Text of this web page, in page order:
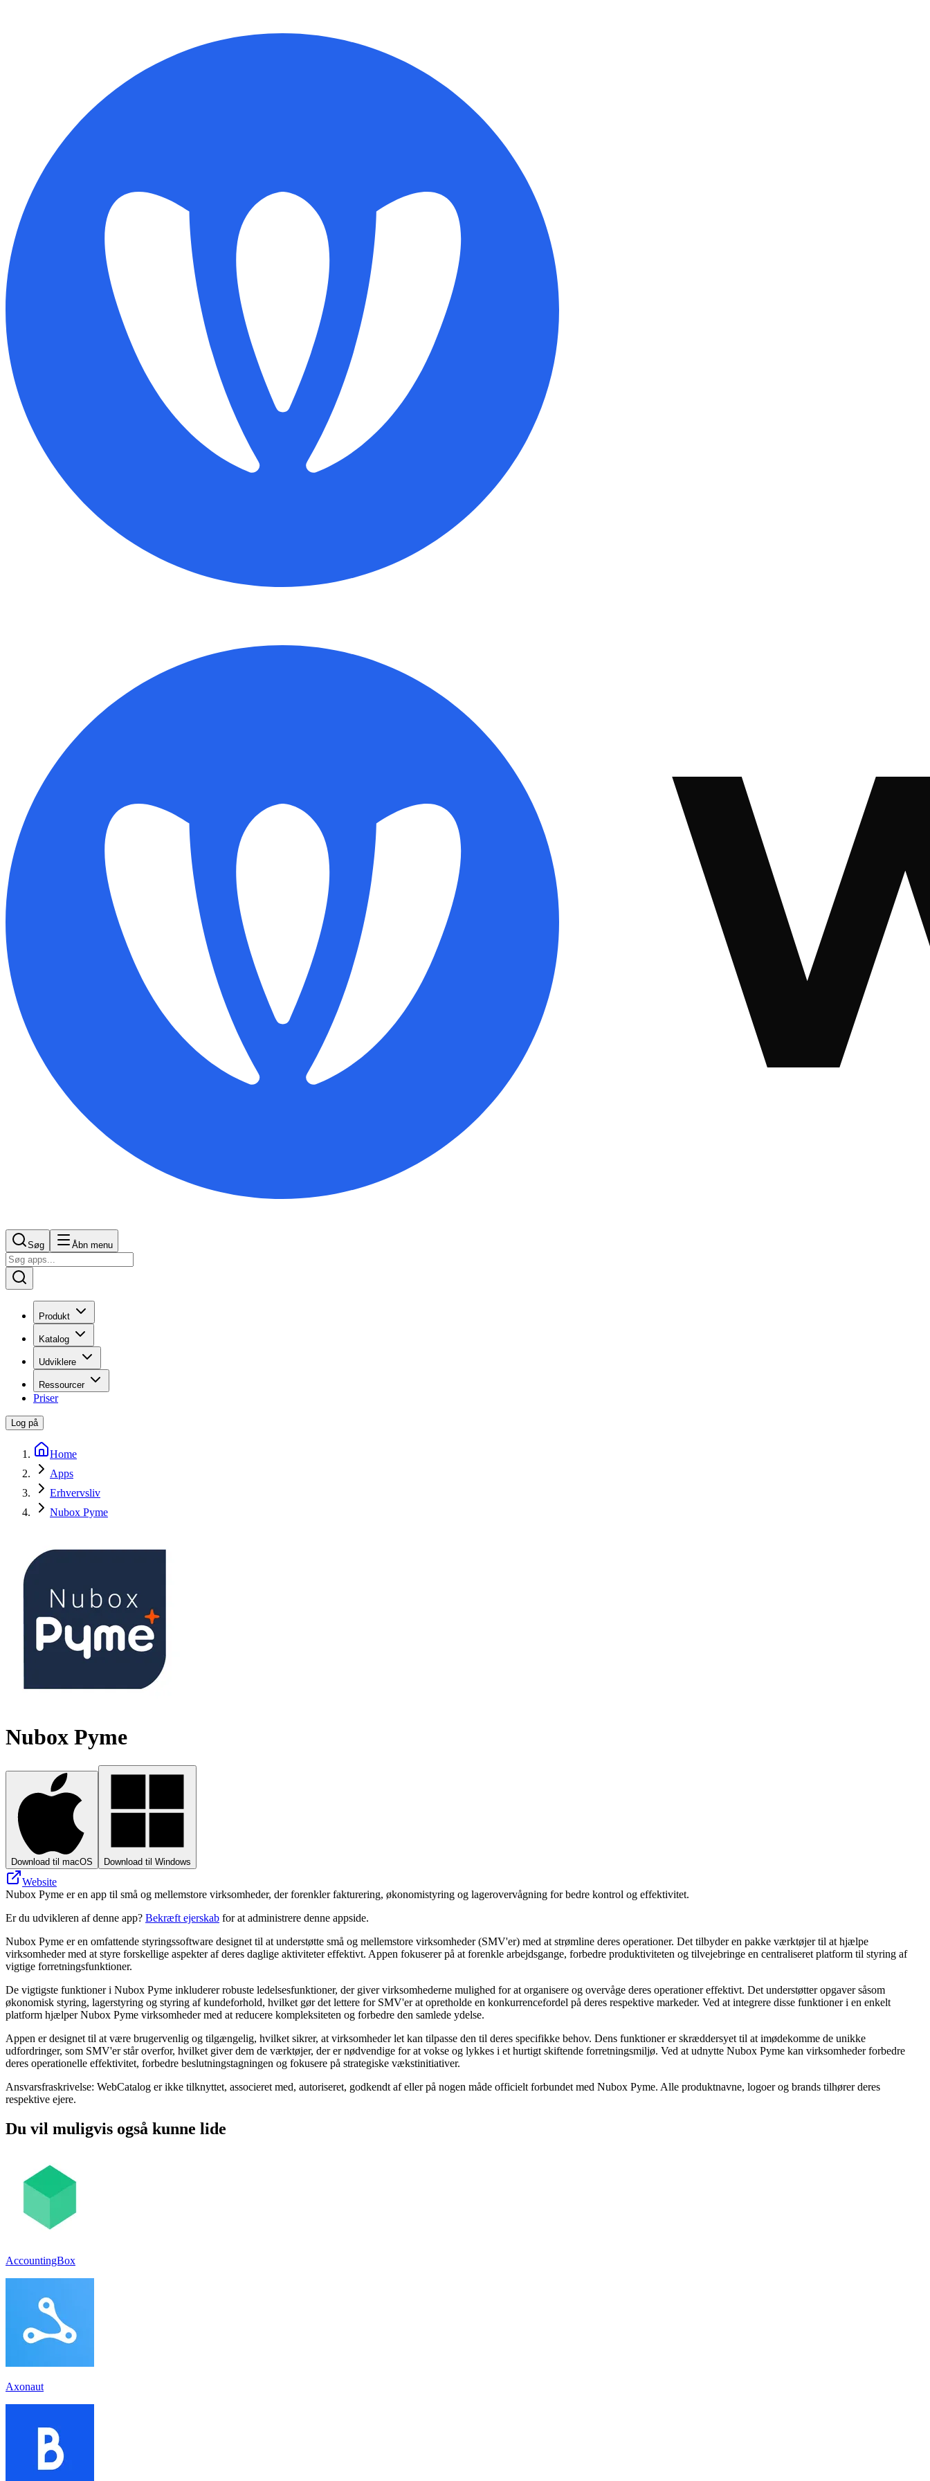
Søg Åbn menu
Produkt
Katalog
Udviklere
Ressourcer
Priser
Log på
Home
Apps
Erhvervsliv
Nubox Pyme
Nubox Pyme
Download til macOS Download til Windows
Website
Nubox Pyme er en app til små og mellemstore virksomheder, der forenkler fakturering, økonomistyring og lagerovervågning for bedre kontrol og effektivitet.
Er du udvikleren af denne app? Bekræft ejerskab for at administrere denne appside.
Nubox Pyme er en omfattende styringssoftware designet til at understøtte små og mellemstore virksomheder (SMV'er) med at strømline deres operationer. Det tilbyder en pakke værktøjer til at hjælpe
virksomheder med at styre forskellige aspekter af deres daglige aktiviteter effektivt. Appen fokuserer på at forenkle arbejdsgange, forbedre produktiviteten og tilvejebringe en centraliseret platform til styring af
vigtige forretningsfunktioner.
De vigtigste funktioner i Nubox Pyme inkluderer robuste ledelsesfunktioner, der giver virksomhederne mulighed for at organisere og overvåge deres operationer effektivt. Det understøtter opgaver såsom
økonomisk styring, lagerstyring og styring af kundeforhold, hvilket gør det lettere for SMV'er at opretholde en konkurrencefordel på deres respektive markeder. Ved at integrere disse funktioner i en enkelt
platform hjælper Nubox Pyme virksomheder med at reducere kompleksiteten og forbedre den samlede ydelse.
Appen er designet til at være brugervenlig og tilgængelig, hvilket sikrer, at virksomheder let kan tilpasse den til deres specifikke behov. Dens funktioner er skræddersyet til at imødekomme de unikke
udfordringer, som SMV'er står overfor, hvilket giver dem de værktøjer, der er nødvendige for at vokse og lykkes i et hurtigt skiftende forretningsmiljø. Ved at udnytte Nubox Pyme kan virksomheder forbedre
deres operationelle effektivitet, forbedre beslutningstagningen og fokusere på strategiske vækstinitiativer.
Ansvarsfraskrivelse: WebCatalog er ikke tilknyttet, associeret med, autoriseret, godkendt af eller på nogen måde officielt forbundet med Nubox Pyme. Alle produktnavne, logoer og brands tilhører deres
respektive ejere.
Du vil muligvis også kunne lide
AccountingBox
Axonaut